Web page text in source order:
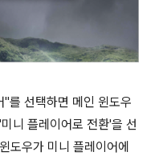
를 선택하면 메인 윈도우
니 플레이어로 전환'을 선
도우가 미니 플레이어에